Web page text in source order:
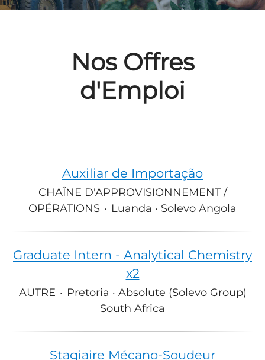
Nos Offres
d'Emploi
Auxiliar de Importação
CHAÎNE D'APPROVISIONNEMENT /
OPÉRATIONS · Luanda · Solevo Angola
Graduate Intern - Analytical Chemistry
x2
AUTRE · Pretoria · Absolute (Solevo Group)
South Africa
Stagiaire Mécano-Soudeur